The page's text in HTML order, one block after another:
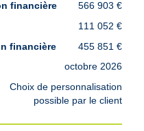
566 903 €
111 052 €
455 851 €
octobre 2026
Choix de personnalisation
possible par le client